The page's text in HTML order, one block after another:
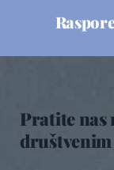
Pratite nas